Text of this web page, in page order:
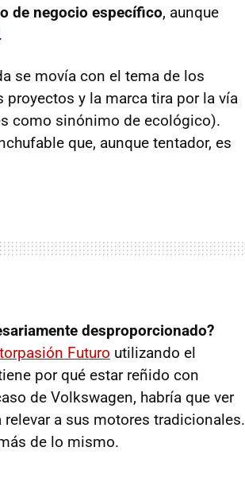
de negocio específico, aunque
.
se movía con el tema de los
y la marca tira por la vía
como sinónimo de ecológico).
que, aunque tentador, es
desproporcionado?
Futuro utilizando el
por qué estar reñido con
de Volkswagen, habría que ver
a sus motores tradicionales.
de lo mismo.